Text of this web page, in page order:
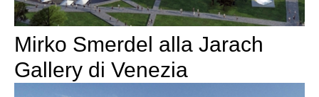
Mirko Smerdel alla Jarach
Gallery di Venezia